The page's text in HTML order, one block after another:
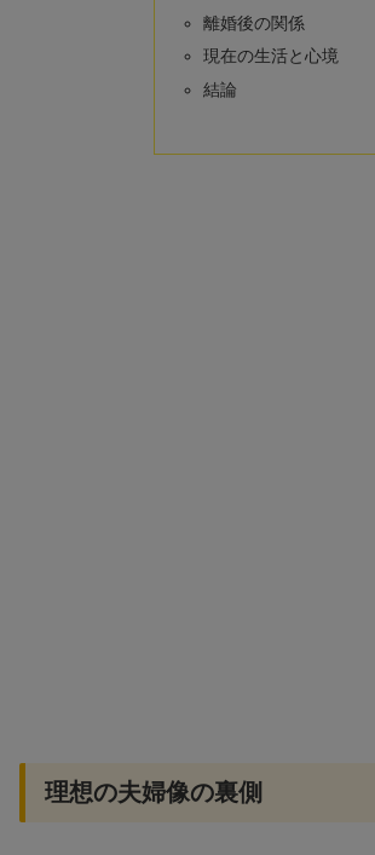
離婚後の関係
現在の生活と心境
結論
理想の夫婦像の裏側